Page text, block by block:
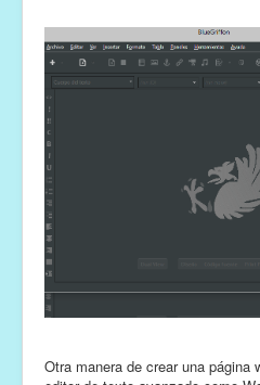
Otra manera de crear una página